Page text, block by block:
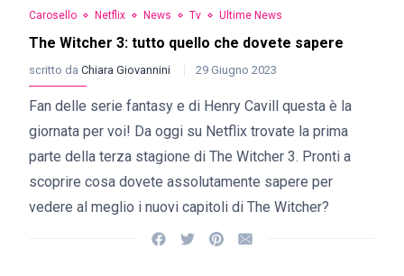
Carosello Netflix News Tv Ultime News
The Witcher 3: tutto quello che dovete sapere
scritto da Chiara Giovannini 29 Giugno 2023
Fan delle serie fantasy e di Henry Cavill questa è la
giornata per voi! Da oggi su Netflix trovate la prima
parte della terza stagione di The Witcher 3. Pronti a
scoprire cosa dovete assolutamente sapere per
vedere al meglio i nuovi capitoli di The Witcher?